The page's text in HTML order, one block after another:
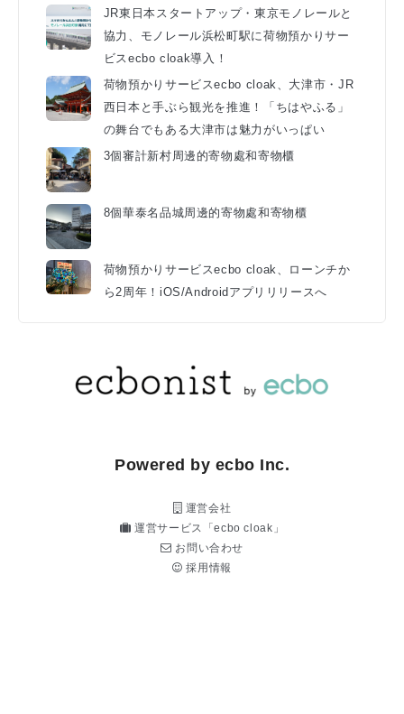
JR東日本スタートアップ・東京モノレールと
協力、モノレール浜松町駅に荷物預かりサー
ビスecbo cloak導入！
荷物預かりサービスecbo cloak、大津市・JR
西日本と手ぶら観光を推進！「ちはやふる」
の舞台でもある大津市は魅力がいっぱい
3個審計新村周邊的寄物處和寄物櫃
8個華泰名品城周邊的寄物處和寄物櫃
荷物預かりサービスecbo cloak、ローンチか
ら2周年！iOS/Androidアプリリリースへ
Powered by ecbo Inc.
運営会社
運営サービス「ecbo cloak」
お問い合わせ
採用情報